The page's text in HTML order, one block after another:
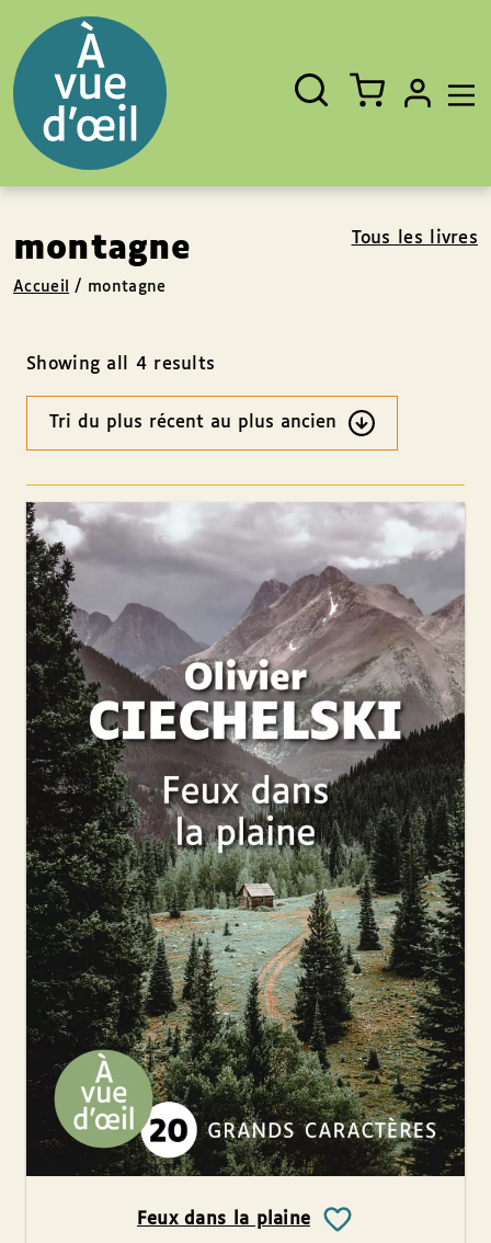
Fermer
Rechercher
un
livre,
un
auteur,
un
EAN
montagne Tous les livres
Accueil / montagne
Showing all 4 results
Ordre
Feux dans la plaine